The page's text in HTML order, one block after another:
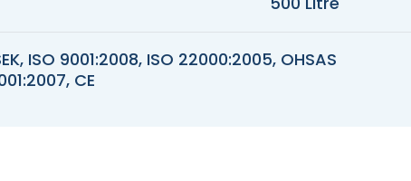
ISO 9001:2008, ISO 22000:2005, OHSAS
CE